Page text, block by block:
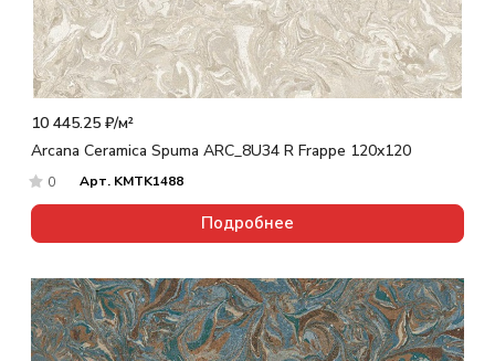
10 445.25 ₽/м²
Arcana Ceramica Spuma ARC_8U34 R Frappe 120x120
0 Арт. KMTK1488
Подробнее